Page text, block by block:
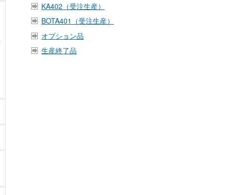
KA402（受注生産）
BOTA401（受注生産）
オプション品
生産終了品